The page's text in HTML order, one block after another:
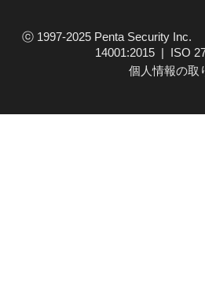
ⓒ 1997-2025 Penta Security
14001:2015 | ISO
個人情報の取